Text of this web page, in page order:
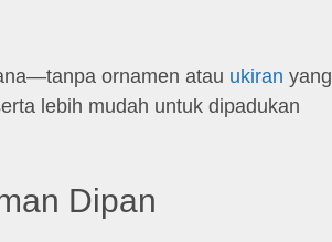
ornamen atau ukiran yang
lebih mudah untuk dipadukan
Dipan